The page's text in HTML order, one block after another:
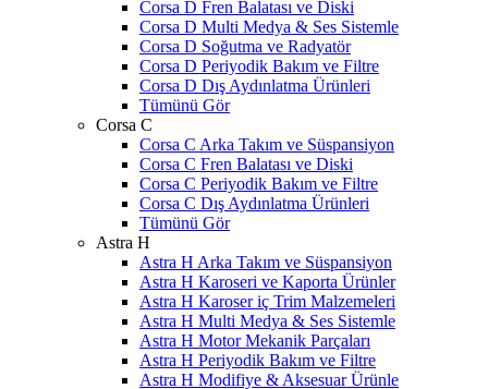
Corsa D Fren Balatası ve Diski
Corsa D Multi Medya & Ses Sistemle
Corsa D Soğutma ve Radyatör
Corsa D Periyodik Bakım ve Filtre
Corsa D Dış Aydınlatma Ürünleri
Tümünü Gör
Corsa C
Corsa C Arka Takım ve Süspansiyon
Corsa C Fren Balatası ve Diski
Corsa C Periyodik Bakım ve Filtre
Corsa C Dış Aydınlatma Ürünleri
Tümünü Gör
Astra H
Astra H Arka Takım ve Süspansiyon
Astra H Karoseri ve Kaporta Ürünler
Astra H Karoser iç Trim Malzemeleri
Astra H Multi Medya & Ses Sistemle
Astra H Motor Mekanik Parçaları
Astra H Periyodik Bakım ve Filtre
Astra H Modifiye & Aksesuar Ürünle